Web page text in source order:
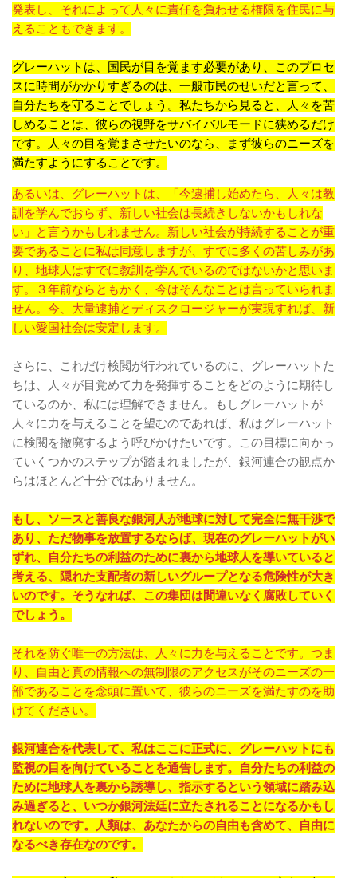
発表し、それによって人々に責任を負わせる権限を住民に与
えることもできます。
グレーハットは、国民が目を覚ます必要があり、このプロセ
スに時間がかかりすぎるのは、一般市民のせいだと言って、
自分たちを守ることでしょう。私たちから見ると、人々を苦
しめることは、彼らの視野をサバイバルモードに狭めるだけ
です。人々の目を覚まさせたいのなら、まず彼らのニーズを
満たすようにすることです。
あるいは、グレーハットは、「今逮捕し始めたら、人々は教
訓を学んでおらず、新しい社会は長続きしないかもしれな
い」と言うかもしれません。新しい社会が持続することが重
要であることに私は同意しますが、すでに多くの苦しみがあ
り、地球人はすでに教訓を学んでいるのではないかと思いま
す。３年前ならともかく、今はそんなことは言っていられま
せん。今、大量逮捕とディスクロージャーが実現すれば、新
しい愛国社会は安定します。
さらに、これだけ検閲が行われているのに、グレーハットた
ちは、人々が目覚めて力を発揮することをどのように期待し
ているのか、私には理解できません。もしグレーハットが
人々に力を与えることを望むのであれば、私はグレーハット
に検閲を撤廃するよう呼びかけたいです。この目標に向かっ
ていくつかのステップが踏まれましたが、銀河連合の観点か
らはほとんど十分ではありません。
もし、ソースと善良な銀河人が地球に対して完全に無干渉で
あり、ただ物事を放置するならば、現在のグレーハットがい
ずれ、自分たちの利益のために裏から地球人を導いていると
考える、隠れた支配者の新しいグループとなる危険性が大き
いのです。そうなれば、この集団は間違いなく腐敗していく
でしょう。
それを防ぐ唯一の方法は、人々に力を与えることです。つま
り、自由と真の情報への無制限のアクセスがそのニーズの一
部であることを念頭に置いて、彼らのニーズを満たすのを助
けてください。
銀河連合を代表して、私はここに正式に、グレーハットにも
監視の目を向けていることを通告します。自分たちの利益の
ために地球人を裏から誘導し、指示するという領域に踏み込
み過ぎると、いつか銀河法廷に立たされることになるかもし
れないのです。人類は、あなたからの自由も含めて、自由に
なるべき存在なのです。